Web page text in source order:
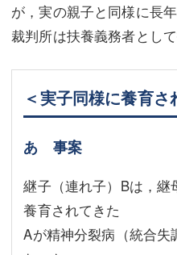
が，実の親子と同様に長
裁判所は扶養義務者として
＜実子同様に養育
あ 事案
継子（連れ子）Bは，継
養育されてきた
Aが精神分裂病（統合失